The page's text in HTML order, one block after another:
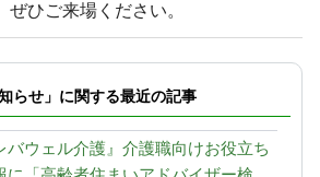
ひご来場ください。
らせ」に関する最近の記事
バウェル介護』介護職向けお役立ち